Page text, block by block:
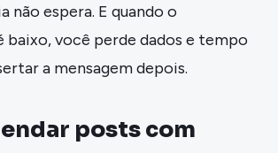
não espera. E quando o
baixo, você perde dados e tempo
a mensagem depois.
posts com